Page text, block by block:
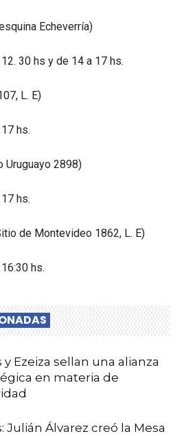
Echeverría)
30 hs y de 14 a 17 hs.
L. E)
hs.
Uruguayo 2898)
hs.
de Montevideo 1862, L. E)
hs.
y Ezeiza sellan una alianza
en materia de
Julián Álvarez creó la Mesa